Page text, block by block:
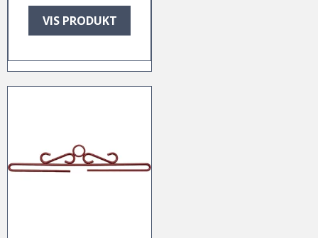
VIS PRODUKT